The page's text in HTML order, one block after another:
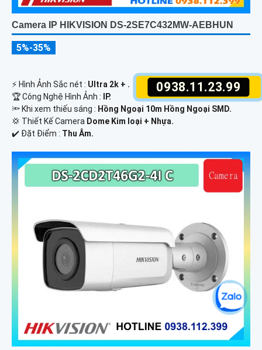
0938.11.23.99
Camera IP HIKVISION DS-2SE7C432MW-AEBHUN
5%-35%
️⚡ Hình Ảnh Sắc nét : Ultra 2k + .
🏆 Công Nghệ Hình Ảnh : IP.
🔦 Khi xem thiếu sáng : Hồng Ngoại 10m Hồng Ngoại SMD.
💢 Thiết Kế Camera Dome Kim loại + Nhựa.
️✔️ Đặt Điểm : Thu Âm.